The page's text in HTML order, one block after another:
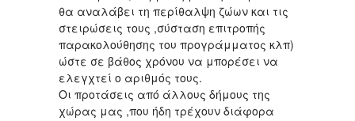
θα αναλάβει τη περίθαλψη ζώων και τις
στειρώσεις τους ,σύσταση επιτροπής
παρακολούθησης του προγράμματος κλπ)
ώστε σε βάθος χρόνου να μπορέσει να
ελεγχτεί ο αριθμός τους.
Οι προτάσεις από άλλους δήμους της
χώρας μας ,που ήδη τρέχουν διάφορα